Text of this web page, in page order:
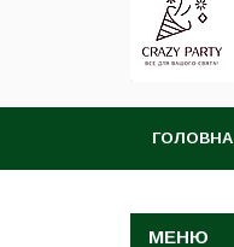
ГОЛОВНА